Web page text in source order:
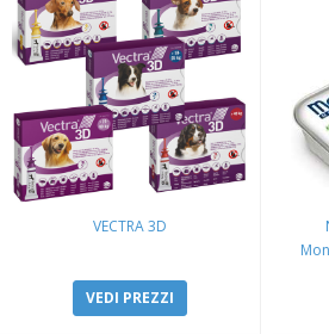
VECTRA 3D
VEDI PREZZI